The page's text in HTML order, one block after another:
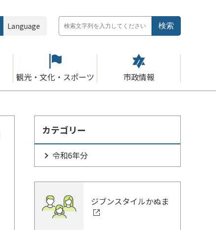
Language
観光・文化・スポーツ 市政情報
カテゴリー
令和6年分
ジブンスタイルかぬま